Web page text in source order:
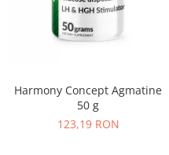
Harmony Concept Agmatine
50 g
123,19 RON